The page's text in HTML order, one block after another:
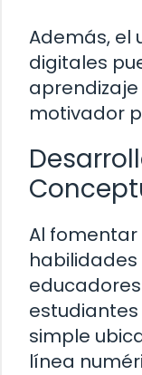
Además, el
digitales
motivador
Al
simple
línea